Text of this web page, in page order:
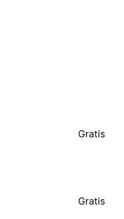
Gratis
Gratis